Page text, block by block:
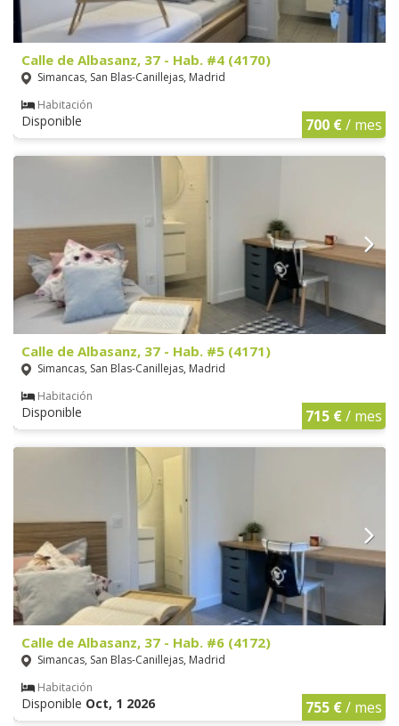
Calle de Albasanz, 37 - Hab. #4 (4170)
Simancas, San Blas-Canillejas, Madrid
Habitación
Disponible 700 €/ mes
Calle de Albasanz, 37 - Hab. #5 (4171)
Simancas, San Blas-Canillejas, Madrid
Habitación
Disponible 715 €/ mes
Calle de Albasanz, 37 - Hab. #6 (4172)
Simancas, San Blas-Canillejas, Madrid
Habitación
Disponible Oct, 1 2026 755 €/ mes